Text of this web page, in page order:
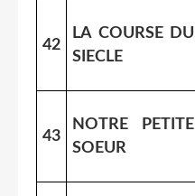
42
LA COURSE DU
SIECLE
43
NOTRE PETITE
SOEUR